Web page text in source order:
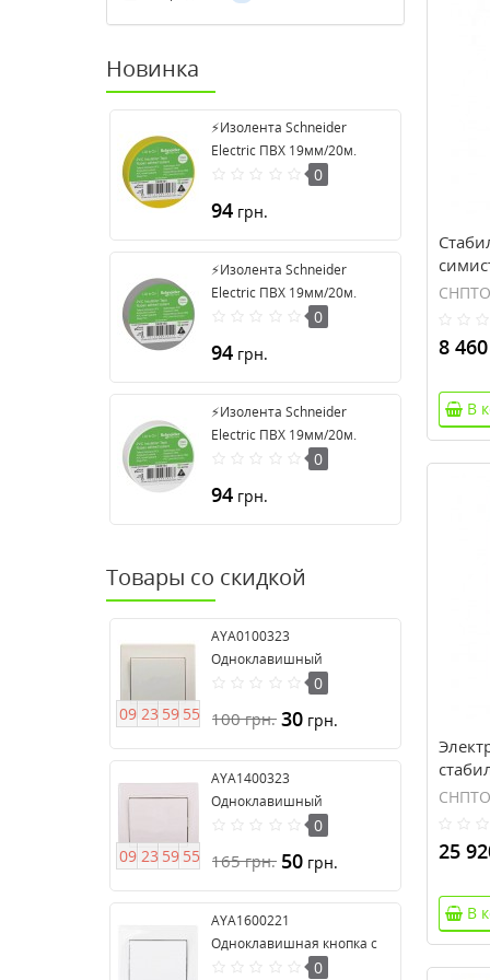
Новинка
⚡Изолента Schneider
Electric ПВХ 19мм/20м.
Цвет "Желтый" (2420101)
0
94 грн.
⚡Изолента Schneider
Electric ПВХ 19мм/20м.
Цвет "Серый" (2420108)
0
94 грн.
⚡Изолента Schneider
Electric ПВХ 19мм/20м.
Цвет "Белый" (2420104)
0
94 грн.
Товары со скидкой
09 23 59 54
AYA0100323
Одноклавишный
выключатель серия Anya
0
100грн. 30 грн.
09 23 59 54
AYA1400323
Одноклавишный
выключатель 16А серия
0
165грн. 50 грн.
AYA1600221
Одноклавишная кнопка с
подсветкой серии Anya
0
Volter
8 460
В
270В,
25
В